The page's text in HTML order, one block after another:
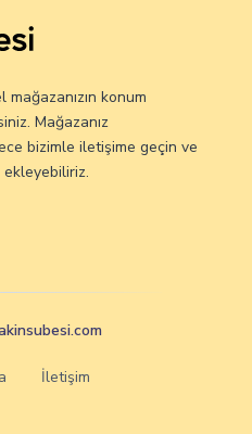
konum
Mağazanız
bizimle iletişime geçin ve
İletişim